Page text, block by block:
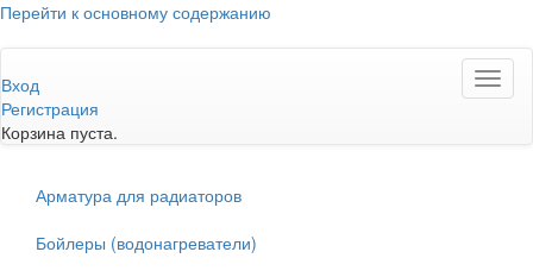
Перейти к основному содержанию
Вход
Регистрация
Корзина пуста.
Арматура для радиаторов
Бойлеры (водонагреватели)